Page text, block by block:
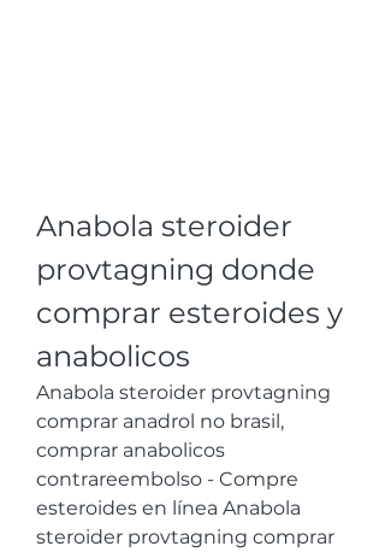
Anabola steroider
provtagning donde
comprar esteroides y
anabolicos
Anabola steroider provtagning
comprar anadrol no brasil,
comprar anabolicos
contrareembolso - Compre
esteroides en línea Anabola
steroider provtagning comprar